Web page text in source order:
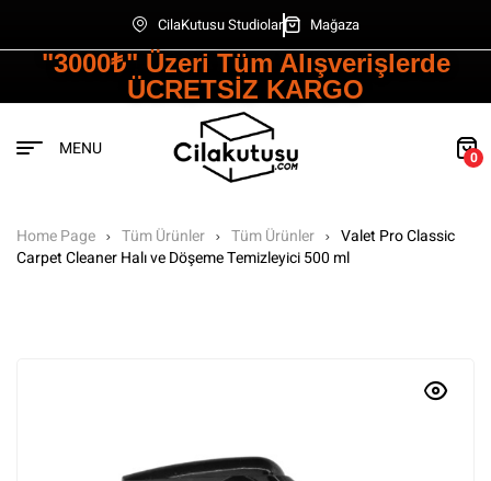
CilaKutusu Studiolar Mağaza
"3000₺" Üzeri Tüm Alışverişlerde
ÜCRETSİZ KARGO
MENU 0
Home Page Tüm Ürünler Tüm Ürünler
Valet Pro Classic
Carpet Cleaner Halı ve Döşeme Temizleyici 500 ml